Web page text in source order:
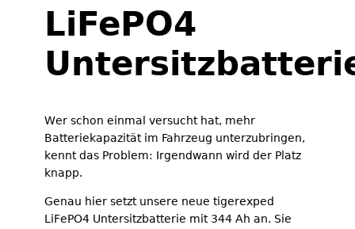
LiFePO4
Wer schon einmal versucht hat, mehr
Batteriekapazität im Fahrzeug unterzubringen,
kennt das Problem: Irgendwann wird der Platz
knapp.
Genau hier setzt unsere neue tigerexped
LiFePO4 Untersitzbatterie mit 344 Ah an. Sie